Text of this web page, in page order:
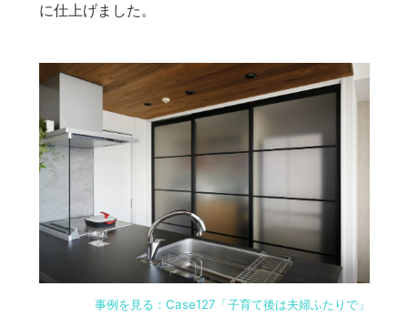
に仕上げました。
事例を見る：Case127「子育て後は夫婦ふたりで」